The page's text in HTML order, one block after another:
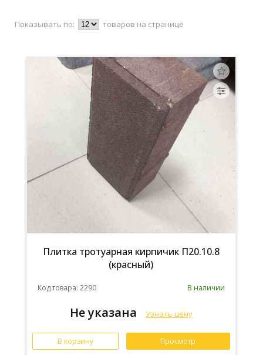
Показывать по: товаров на странице
Плитка тротуарная кирпичик П20.10.8
(красный)
Код товара: 2290 В наличии
Не указана Узнать цену
В корзину Просмотр